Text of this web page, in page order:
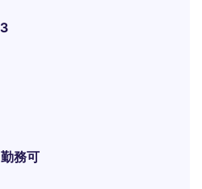
務可